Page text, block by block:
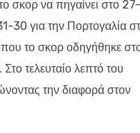
σκορ να πηγαίνει στο
30 για την Πορτογαλία
το σκορ οδηγήθηκε
τελευταίο λεπτό του
την διαφορά στον